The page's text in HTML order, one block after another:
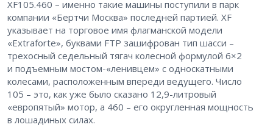
XF105.460 – ​именно такие машины поступили в парк
компании «Бертчи Москва» последней партией. XF
указывает на торговое имя флагманской модели
«Extraforte», буквами FTP зашифрован тип шасси – ​
трехосный седельный тягач колесной формулой 6×2
и подъемным мостом-«ленивцем» с односкатными
колесами, расположенным впереди ведущего. Число
105 – ​это, как уже было сказано 12,9-литровый
«европятый» мотор, а 460 – ​его округленная мощность
в лошадиных силах.